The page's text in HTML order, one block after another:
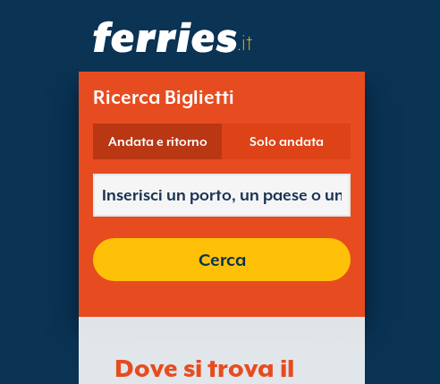
.it
Ricerca Biglietti
Andata e ritorno Solo andata
Cerca
Dove si trova il